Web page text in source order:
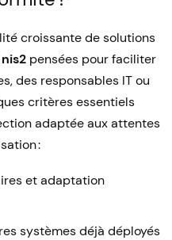
croissante de solutions
pensées pour faciliter
des responsables IT ou
critères essentiels
adaptée aux attentes
:
et adaptation
systèmes déjà déployés